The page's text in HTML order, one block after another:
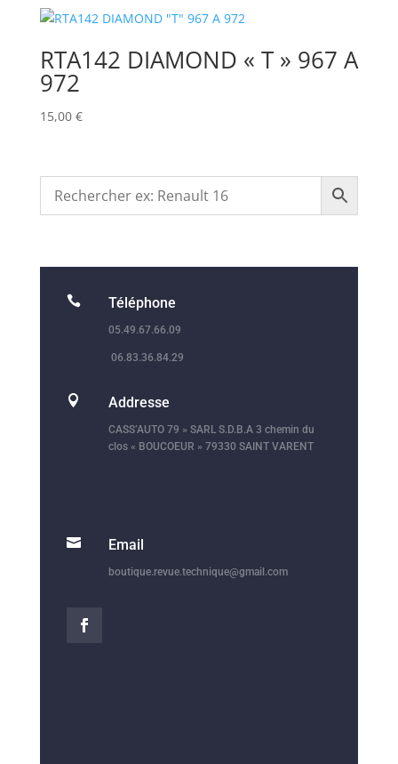
RTA142 DIAMOND « T » 967 A
972
15,00 €
 Téléphone
05.49.67.66.09
06.83.36.84.29
 Addresse
CASS’AUTO 79 » SARL S.D.B.A 3 chemin du
clos « BOUCOEUR » 79330 SAINT VARENT
 Email
boutique.revue.technique@gmail.com